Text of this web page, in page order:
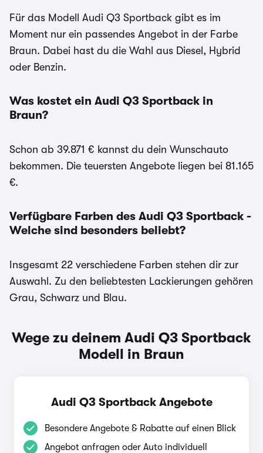
Für das Modell Audi Q3 Sportback gibt es im
Moment nur ein passendes Angebot in der Farbe
Braun. Dabei hast du die Wahl aus Diesel, Hybrid
oder Benzin.
Was kostet ein Audi Q3 Sportback in
Braun?
Schon ab 39.871 € kannst du dein Wunschauto
bekommen. Die teuersten Angebote liegen bei 81.165
€.
Verfügbare Farben des Audi Q3 Sportback -
Welche sind besonders beliebt?
Insgesamt 22 verschiedene Farben stehen dir zur
Auswahl. Zu den beliebtesten Lackierungen gehören
Grau, Schwarz und Blau.
Wege zu deinem Audi Q3 Sportback
Modell in Braun
Audi Q3 Sportback Angebote
Besondere Angebote & Rabatte auf einen Blick
Angebot anfragen oder Auto individuell